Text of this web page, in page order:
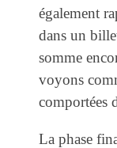
également
dans un
somme
voyons
comportées
La phase